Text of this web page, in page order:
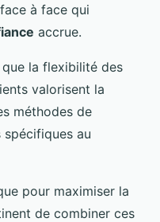
à face qui
accrue.
la flexibilité des
valorisent la
méthodes de
spécifiques au
pour maximiser la
de combiner ces